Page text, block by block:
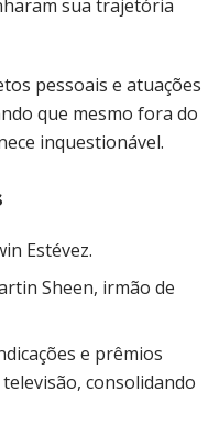
sua trajetória
pessoais e atuações
que mesmo fora do
inquestionável.
Estévez.
Sheen, irmão de
e prêmios
consolidando